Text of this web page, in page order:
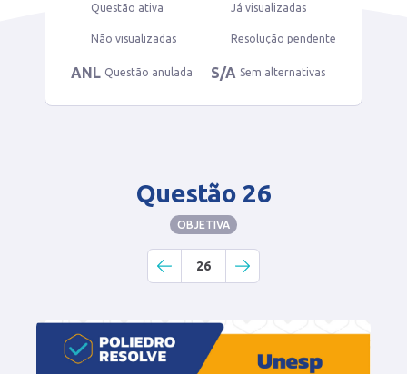
Questão ativa Já visualizadas
Não visualizadas Resolução pendente
ANL Questão anulada S/A Sem alternativas
Questão 26
OBJETIVA
26